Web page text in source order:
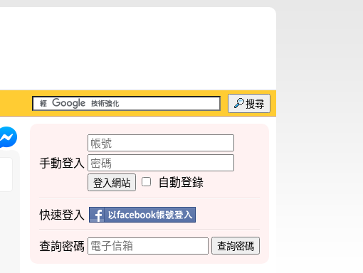
搜尋
手動登入
登入網站 自動登錄
快速登入
查詢密碼 查詢密碼